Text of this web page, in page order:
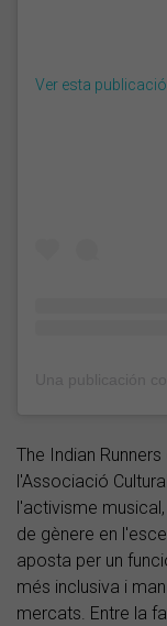
Ver esta
The Indian
l'Associació
l'activisme
de gènere en
aposta per un
més inclusiva i
mercats. Entre la